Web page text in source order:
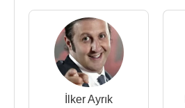
İlker Ayrık